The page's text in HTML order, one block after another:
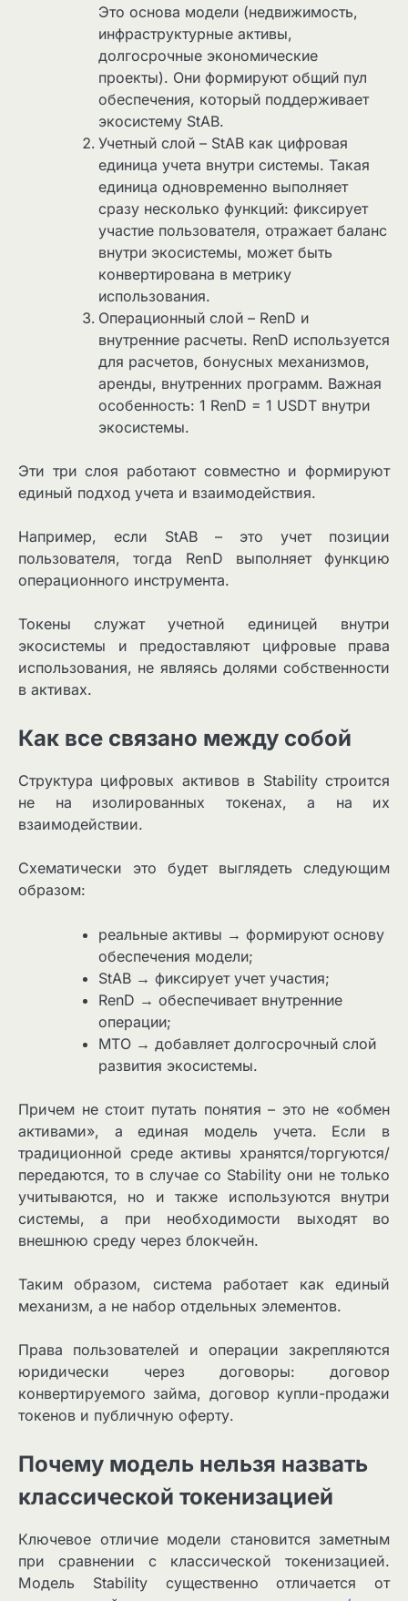
Это основа модели (недвижимость,
инфраструктурные активы,
долгосрочные экономические
проекты). Они формируют общий пул
обеспечения, который поддерживает
экосистему StAB.
Учетный слой – StAB как цифровая
единица учета внутри системы. Такая
единица одновременно выполняет
сразу несколько функций: фиксирует
участие пользователя, отражает баланс
внутри экосистемы, может быть
конвертирована в метрику
использования.
Операционный слой – RenD и
внутренние расчеты. RenD используется
для расчетов, бонусных механизмов,
аренды, внутренних программ. Важная
особенность: 1 RenD = 1 USDT внутри
экосистемы.
Эти три слоя работают совместно и формируют
единый подход учета и взаимодействия.
Например, если StAB – это учет позиции
пользователя, тогда RenD выполняет функцию
операционного инструмента.
Токены служат учетной единицей внутри
экосистемы и предоставляют цифровые права
использования, не являясь долями собственности
в активах.
Как все связано между собой
Структура цифровых активов в Stability строится
не на изолированных токенах, а на их
взаимодействии.
Схематически это будет выглядеть следующим
образом:
реальные активы → формируют основу
обеспечения модели;
StAB → фиксирует учет участия;
RenD → обеспечивает внутренние
операции;
MTO → добавляет долгосрочный слой
развития экосистемы.
Причем не стоит путать понятия – это не «обмен
активами», а единая модель учета. Если в
традиционной среде активы хранятся/торгуются/
передаются, то в случае со Stability они не только
учитываются, но и также используются внутри
системы, а при необходимости выходят во
внешнюю среду через блокчейн.
Таким образом, система работает как единый
механизм, а не набор отдельных элементов.
Права пользователей и операции закрепляются
юридически через договоры: договор
конвертируемого займа, договор купли-продажи
токенов и публичную оферту.
Почему модель нельзя назвать
классической токенизацией
Ключевое отличие модели становится заметным
при сравнении с классической токенизацией.
Модель Stability существенно отличается от